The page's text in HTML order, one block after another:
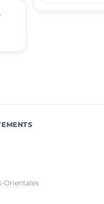
Orientales